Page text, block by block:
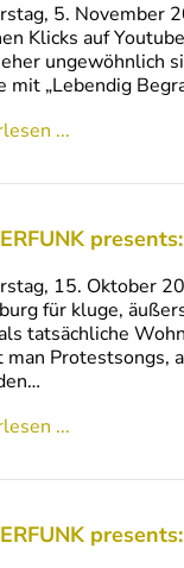
5. November
Klicks auf
ungewöhnlich
mit „Lebendig
...
15. Oktober
für kluge,
tatsächliche
man Protestsongs,
...